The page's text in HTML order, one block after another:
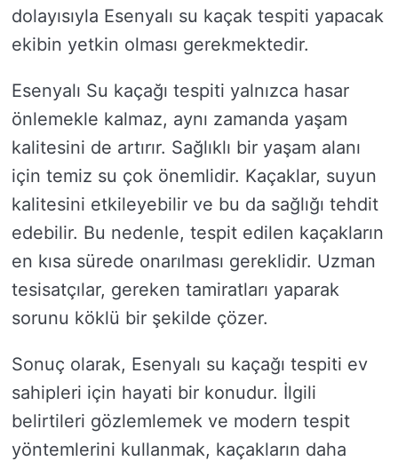
dolayısıyla Esenyalı su kaçak tespiti yapacak
ekibin yetkin olması gerekmektedir.
Esenyalı Su kaçağı tespiti yalnızca hasar
önlemekle kalmaz, aynı zamanda yaşam
kalitesini de artırır. Sağlıklı bir yaşam alanı
için temiz su çok önemlidir. Kaçaklar, suyun
kalitesini etkileyebilir ve bu da sağlığı tehdit
edebilir. Bu nedenle, tespit edilen kaçakların
en kısa sürede onarılması gereklidir. Uzman
tesisatçılar, gereken tamiratları yaparak
sorunu köklü bir şekilde çözer.
Sonuç olarak, Esenyalı su kaçağı tespiti ev
sahipleri için hayati bir konudur. İlgili
belirtileri gözlemlemek ve modern tespit
yöntemlerini kullanmak, kaçakların daha